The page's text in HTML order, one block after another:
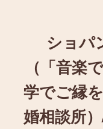
ショパ
（「音楽
学でご縁
婚相談所